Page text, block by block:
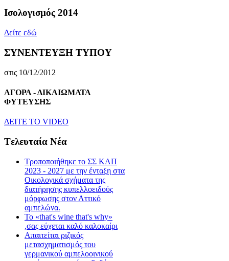
Ισολογισμός 2014
Δείτε εδώ
ΣΥΝΕΝΤΕΥΞΗ ΤΥΠΟΥ
στις 10/12/2012
ΑΓΟΡΑ - ΔΙΚΑΙΩΜΑΤΑ
ΦΥΤΕΥΣΗΣ
ΔEITE TO VIDEO
Tελευταία Nέα
Τροποποιήθηκε το ΣΣ ΚΑΠ
2023 - 2027 με την ένταξη στα
Οικολογικά σχήματα της
διατήρησης κυπελλοειδούς
μόρφωσης στον Αττικό
αμπελώνα.
Το «that's wine that's why»
,σας εύχεται καλό καλοκαίρι
Απαιτείται ριζικός
μετασχηματισμός του
γερμανικού αμπελοοινικού